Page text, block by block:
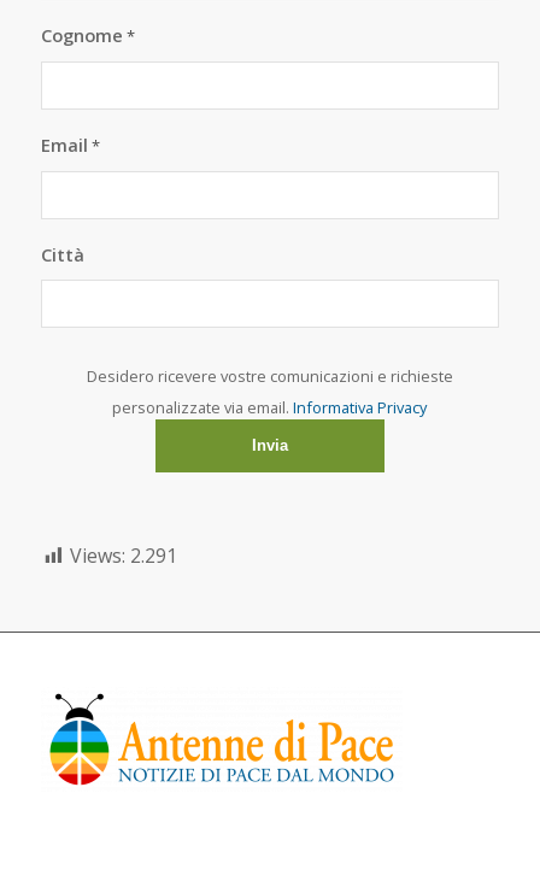
Cognome *
Email *
Città
Desidero ricevere vostre comunicazioni e richieste
personalizzate via email.Informativa Privacy
Views: 2.291